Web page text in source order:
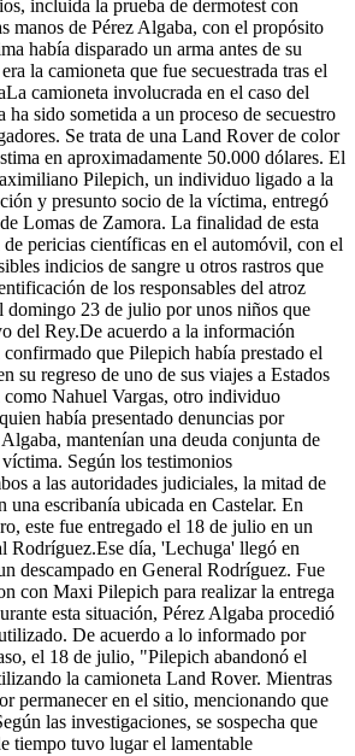
incluida la prueba de dermotest con
manos de Pérez Algaba, con el propósito
había disparado un arma antes de su
la camioneta que fue secuestrada tras el
camioneta involucrada en el caso del
ha sido sometida a un proceso de secuestro
Se trata de una Land Rover de color
en aproximadamente 50.000 dólares. El
Pilepich, un individuo ligado a la
y presunto socio de la víctima, entregó
Lomas de Zamora. La finalidad de esta
pericias científicas en el automóvil, con el
indicios de sangre u otros rastros que
de los responsables del atroz
domingo 23 de julio por unos niños que
del Rey.De acuerdo a la información
que Pilepich había prestado el
su regreso de uno de sus viajes a Estados
Nahuel Vargas, otro individuo
había presentado denuncias por
mantenían una deuda conjunta de
Según los testimonios
a las autoridades judiciales, la mitad de
una escribanía ubicada en Castelar. En
este fue entregado el 18 de julio en un
Rodríguez.Ese día, 'Lechuga' llegó en
descampado en General Rodríguez. Fue
con Maxi Pilepich para realizar la entrega
esta situación, Pérez Algaba procedió
De acuerdo a lo informado por
el 18 de julio, "Pilepich abandonó el
la camioneta Land Rover. Mientras
permanecer en el sitio, mencionando que
las investigaciones, se sospecha que
tiempo tuvo lugar el lamentable